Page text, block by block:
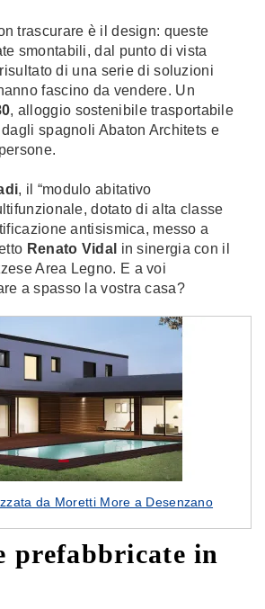
trascurare è il design: queste
smontabili, dal punto di vista
di una serie di soluzioni
fascino da vendere. Un
, alloggio sostenibile trasportabile
spagnoli Abaton Architets e
, il “modulo abitativo
dotato di alta classe
antisismica, messo a
Renato Vidal in sinergia con il
Area Legno. E a voi
a spasso la vostra casa?
da Moretti More a Desenzano
prefabbricate in